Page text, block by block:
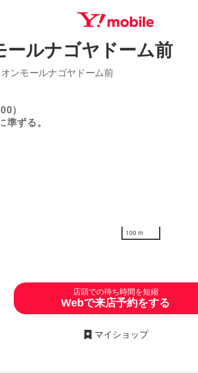
ールナゴヤドーム前
ンモールナゴヤドーム前
）
準ずる。
100 m
店頭での待ち時間を短縮
Webで来店予約をする
マイショップ